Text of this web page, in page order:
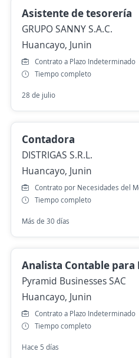
Asistente de tesorería
GRUPO SANNY S.A.C.
Huancayo, Junin
Contrato a Plazo Indeterminado
Tiempo completo
28 de julio
Contadora
DISTRIGAS S.R.L.
Huancayo, Junin
Contrato por Necesidades del
Tiempo completo
Más de 30 días
Analista Contable para
Pyramid Businesses SAC
Huancayo, Junin
Contrato a Plazo Indeterminado
Tiempo completo
Hace 5 días